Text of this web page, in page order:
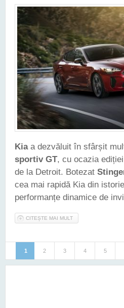
Kiaa dezvăluit în sfârșit
sportiv GT, cu ocazia
de la Detroit. Botezat
cea mai rapidă Kia din
performanțe dinamice de
CITEȘTE MAI MULT
Pagini
1 2 3 4 5